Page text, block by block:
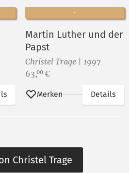
Martin Luther und der
Papst
Christel Trage | 1997
Preis:
63,00 €
Merken Details
Christel Trage